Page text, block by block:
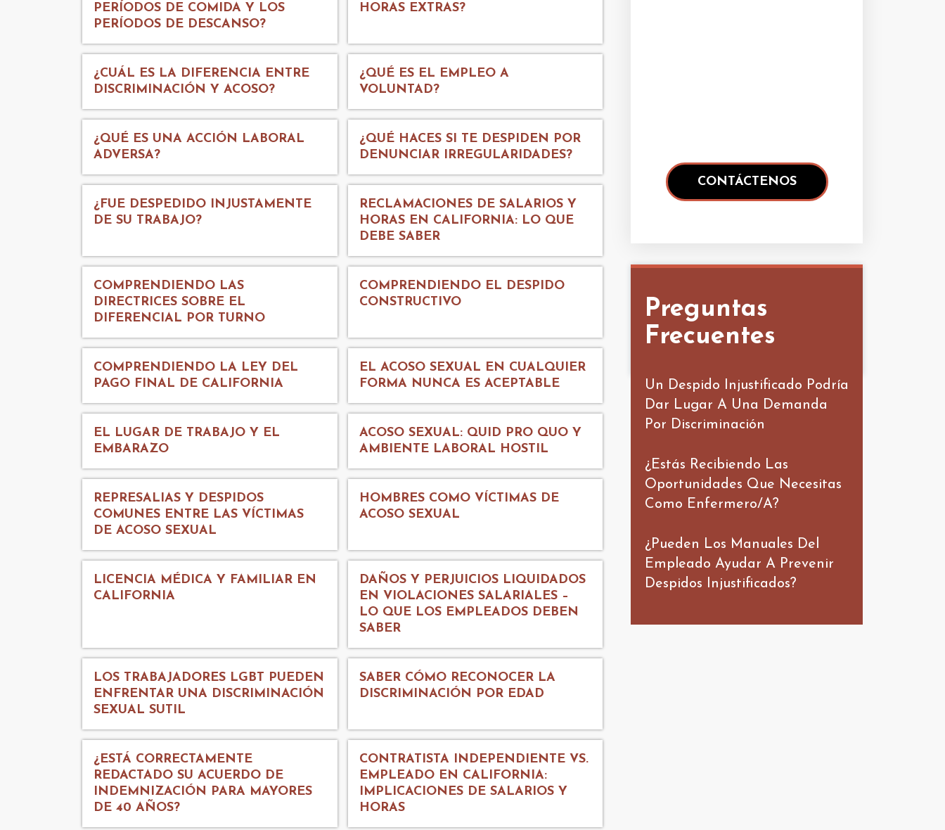
PERÍODOS DE COMIDA Y LOS
PERÍODOS DE DESCANSO?
HORAS EXTRAS?
¿CUÁL ES LA DIFERENCIA ENTRE
DISCRIMINACIÓN Y ACOSO?
¿QUÉ ES EL EMPLEO A
VOLUNTAD?
¿QUÉ ES UNA ACCIÓN LABORAL
ADVERSA?
¿QUÉ HACES SI TE DESPIDEN POR
DENUNCIAR IRREGULARIDADES?
¿FUE DESPEDIDO INJUSTAMENTE
DE SU TRABAJO?
RECLAMACIONES DE SALARIOS Y
HORAS EN CALIFORNIA: LO QUE
DEBE SABER
COMPRENDIENDO LAS
DIRECTRICES SOBRE EL
DIFERENCIAL POR TURNO
COMPRENDIENDO EL DESPIDO
CONSTRUCTIVO
COMPRENDIENDO LA LEY DEL
PAGO FINAL DE CALIFORNIA
EL ACOSO SEXUAL EN CUALQUIER
FORMA NUNCA ES ACEPTABLE
EL LUGAR DE TRABAJO Y EL
EMBARAZO
ACOSO SEXUAL: QUID PRO QUO Y
AMBIENTE LABORAL HOSTIL
REPRESALIAS Y DESPIDOS
COMUNES ENTRE LAS VÍCTIMAS
DE ACOSO SEXUAL
HOMBRES COMO VÍCTIMAS DE
ACOSO SEXUAL
LICENCIA MÉDICA Y FAMILIAR EN
CALIFORNIA
DAÑOS Y PERJUICIOS LIQUIDADOS
EN VIOLACIONES SALARIALES –
LO QUE LOS EMPLEADOS DEBEN
SABER
LOS TRABAJADORES LGBT PUEDEN
ENFRENTAR UNA DISCRIMINACIÓN
SEXUAL SUTIL
SABER CÓMO RECONOCER LA
DISCRIMINACIÓN POR EDAD
¿ESTÁ CORRECTAMENTE
REDACTADO SU ACUERDO DE
INDEMNIZACIÓN PARA MAYORES
DE 40 AÑOS?
CONTRATISTA INDEPENDIENTE VS.
EMPLEADO EN CALIFORNIA:
IMPLICACIONES DE SALARIOS Y
HORAS
Preguntas
Frecuentes
Un Despido Injustificado Podría
Dar Lugar A Una Demanda
Por Discriminación
¿Estás Recibiendo Las
Oportunidades Que Necesitas
Como Enfermero/a?
¿Pueden Los Manuales Del
Empleado Ayudar A Prevenir
Despidos Injustificados?